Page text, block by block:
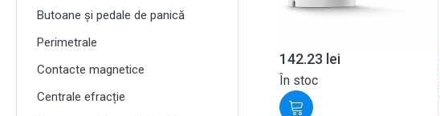
Butoane și pedale de panică
Perimetrale
Contacte magnetice
Centrale efracție
142.23 lei
În stoc